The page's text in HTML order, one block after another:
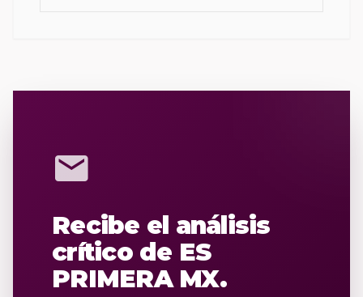
mail
Recibe el análisis
crítico de ES
PRIMERA MX.